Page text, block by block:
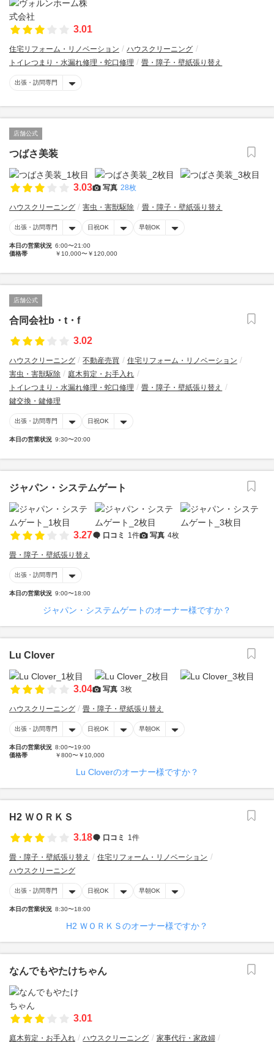
3.01
住宅リフォーム・リノベーション
ハウスクリーニング
トイレつまり・水漏れ修理・蛇口修理
畳・障子・壁紙張り替え
出張・訪問専門
店舗公式
つばさ美装
3.03 写真 28枚
ハウスクリーニング 害虫・害獣駆除 畳・障子・壁紙張り替え
出張・訪問専門 日祝OK 早朝OK
本日の営業状況 6:00〜21:00
価格帯
￥10,000〜￥120,000
店舗公式
合同会社b・t・f
3.02
ハウスクリーニング 不動産売買
住宅リフォーム・リノベーション
害虫・害獣駆除
庭木剪定・お手入れ
トイレつまり・水漏れ修理・蛇口修理
畳・障子・壁紙張り替え
鍵交換・鍵修理
出張・訪問専門 日祝OK
本日の営業状況 9:30〜20:00
ジャパン・システムゲート
3.27 口コミ 1件 写真 4枚
畳・障子・壁紙張り替え
出張・訪問専門
本日の営業状況 9:00〜18:00
ジャパン・システムゲートのオーナー様ですか？
Lu Clover
3.04 写真 3枚
ハウスクリーニング 畳・障子・壁紙張り替え
出張・訪問専門 日祝OK 早朝OK
本日の営業状況 8:00〜19:00
価格帯
￥800〜￥10,000
Lu Cloverのオーナー様ですか？
H2 ＷＯＲＫＳ
3.18
口コミ 1件
畳・障子・壁紙張り替え
住宅リフォーム・リノベーション
ハウスクリーニング
出張・訪問専門 日祝OK 早朝OK
本日の営業状況 8:30〜18:00
H2 ＷＯＲＫＳのオーナー様ですか？
なんでもやたけちゃん
3.01
庭木剪定・お手入れ ハウスクリーニング
家事代行・家政婦